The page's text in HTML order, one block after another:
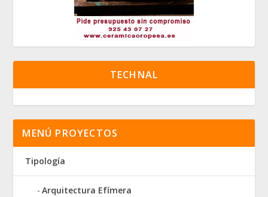
TECHNAL
MENÚ PROYECTOS
Tipología
Arquitectura Efímera